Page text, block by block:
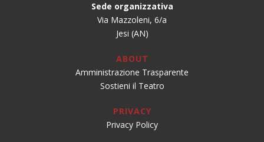
Sede organizzativa
Via Mazzoleni, 6/a
Jesi (AN)
ABOUT
Amministrazione Trasparente
Sostieni il Teatro
PRIVACY
Privacy Policy